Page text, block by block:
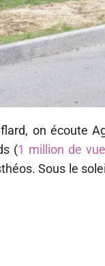
on écoute
(1 million de
Sous le